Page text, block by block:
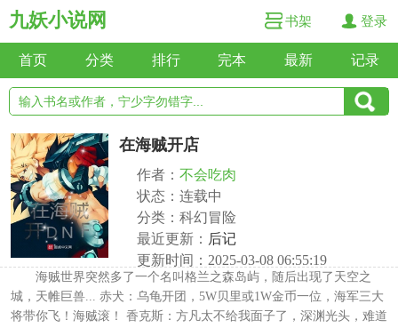
九妖小说网 书架 登录
首页 分类 排行 完本 最新 记录
在海贼开店
作者： 不会吃肉
状态：连载中
分类：科幻冒险
最近更新： 后记
更新时间：2025-03-08 06:55:19
海贼世界突然多了一个名叫格兰之森岛屿，随后出现了天空之
城，天帷巨兽... 赤犬：乌龟开团，5W贝里或1W金币一位，海军三大
将带你飞！海贼滚！ 香克斯：方凡太不给我面子了，深渊光头，难道